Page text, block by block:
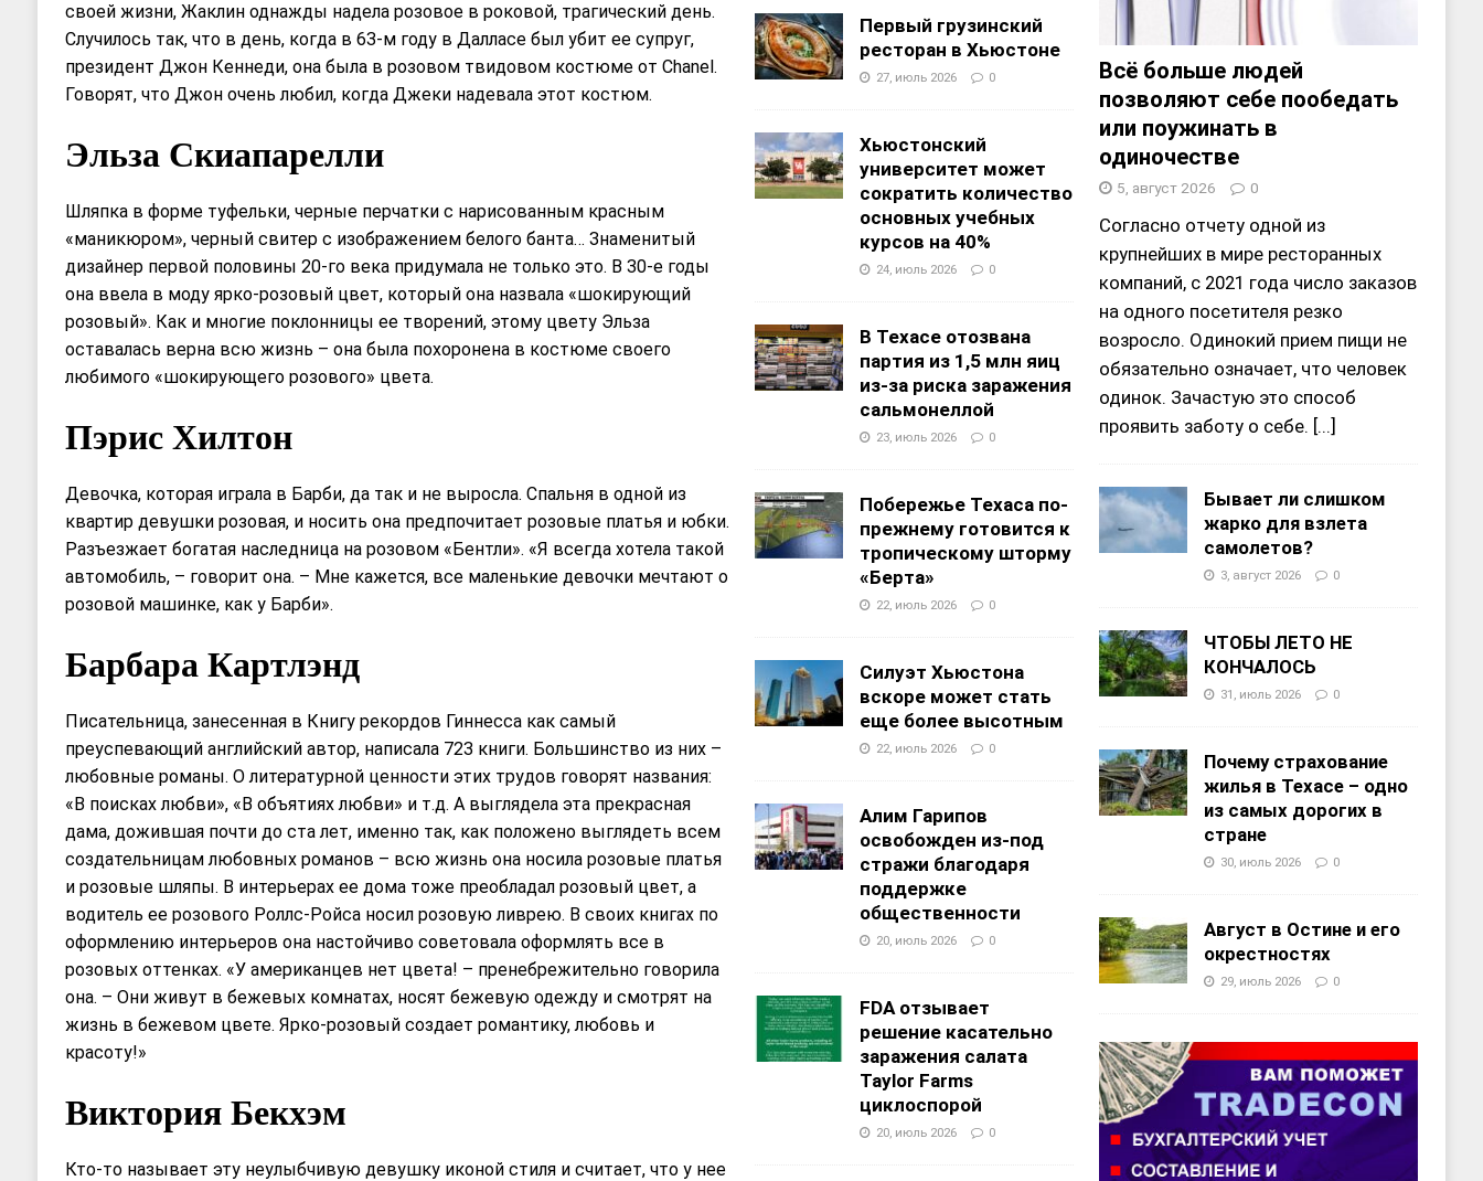
своей жизни, Жаклин однажды надела розовое в роковой, трагический день.
Случилось так, что в день, когда в 63-м году в Далласе был убит ее супруг,
президент Джон Кеннеди, она была в розовом твидовом костюме от Chanel.
Говорят, что Джон очень любил, когда Джеки надевала этот костюм.
Эльза Скиапарелли
Шляпка в форме туфельки, черные перчатки с нарисованным красным
«маникюром», черный свитер с изображением белого банта… Знаменитый
дизайнер первой половины 20-го века придумала не только это. В 30-е годы
она ввела в моду ярко-розовый цвет, который она назвала «шокирующий
розовый». Как и многие поклонницы ее творений, этому цвету Эльза
оставалась верна всю жизнь – она была похоронена в костюме своего
любимого «шокирующего розового» цвета.
Пэрис Хилтон
Девочка, которая играла в Барби, да так и не выросла. Спальня в одной из
квартир девушки розовая, и носить она предпочитает розовые платья и юбки.
Разъезжает богатая наследница на розовом «Бентли». «Я всегда хотела такой
автомобиль, – говорит она. – Мне кажется, все маленькие девочки мечтают о
розовой машинке, как у Барби».
Барбара Картлэнд
Писательница, занесенная в Книгу рекордов Гиннесса как самый
преуспевающий английский автор, написала 723 книги. Большинство из них –
любовные романы. О литературной ценности этих трудов говорят названия:
«В поисках любви», «В объятиях любви» и т.д. А выглядела эта прекрасная
дама, дожившая почти до ста лет, именно так, как положено выглядеть всем
создательницам любовных романов – всю жизнь она носила розовые платья
и розовые шляпы. В интерьерах ее дома тоже преобладал розовый цвет, а
водитель ее розового Роллс-Ройса носил розовую ливрею. В своих книгах по
оформлению интерьеров она настойчиво советовала оформлять все в
розовых оттенках. «У американцев нет цвета! – пренебрежительно говорила
она. – Они живут в бежевых комнатах, носят бежевую одежду и смотрят на
жизнь в бежевом цвете. Ярко-розовый создает романтику, любовь и
красоту!»
Виктория Бекхэм
Кто-то называет эту неулыбчивую девушку иконой стиля и считает, что у нее
Первый грузинский
ресторан в Хьюстоне
27, июль 2026 0
Хьюстонский
университет может
сократить количество
основных учебных
курсов на 40%
24, июль 2026 0
В Техасе отозвана
партия из 1,5 млн яиц
из-за риска заражения
сальмонеллой
23, июль 2026 0
Побережье Техаса по-
прежнему готовится к
тропическому шторму
«Берта»
22, июль 2026 0
Силуэт Хьюстона
вскоре может стать
еще более высотным
22, июль 2026 0
Алим Гарипов
освобожден из-под
стражи благодаря
поддержке
общественности
20, июль 2026 0
FDA отзывает
решение касательно
заражения салата
Taylor Farms
циклоспорой
20, июль 2026 0
Всё больше людей
позволяют себе пообедать
или поужинать в
одиночестве
5, август 2026 0
Согласно отчету одной из
крупнейших в мире ресторанных
компаний, с 2021 года число заказов
на одного посетителя резко
возросло. Одинокий прием пищи не
обязательно означает, что человек
одинок. Зачастую это способ
проявить заботу о себе. [...]
Бывает ли слишком
жарко для взлета
самолетов?
3, август 2026 0
ЧТОБЫ ЛЕТО НЕ
КОНЧАЛОСЬ
31, июль 2026 0
Почему страхование
жилья в Техасе – одно
из самых дорогих в
стране
30, июль 2026 0
Август в Остине и его
окрестностях
29, июль 2026 0